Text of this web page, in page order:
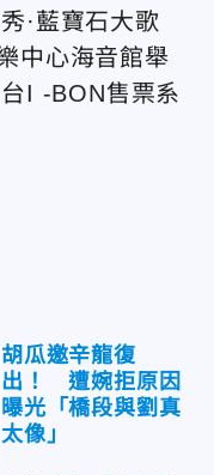
·藍寶石大歌
中心海音館舉
I -BON售票系
胡瓜邀辛龍復
出！ 遭婉拒原因
曝光「橋段與劉真
太像」